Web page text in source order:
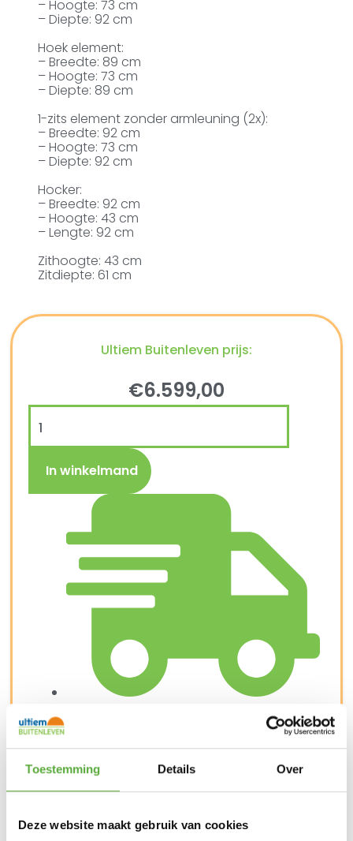
Toestemming Details Over
Deze website maakt gebruik van cookies
– Hoogte: 73 cm
– Diepte: 92 cm
Hoek element:
– Breedte: 89 cm
– Hoogte: 73 cm
– Diepte: 89 cm
1-zits element zonder armleuning (2x):
– Breedte: 92 cm
– Hoogte: 73 cm
– Diepte: 92 cm
Hocker:
– Breedte: 92 cm
– Hoogte: 43 cm
– Lengte: 92 cm
Zithoogte: 43 cm
Zitdiepte: 61 cm
Ultiem Buitenleven prijs:
€6.599,00
In winkelmand